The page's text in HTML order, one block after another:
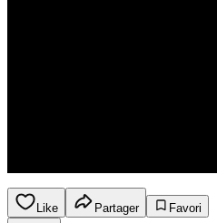
Like Partager
Favori